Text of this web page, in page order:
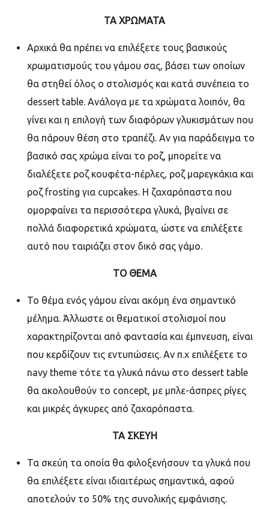
ΤΑ ΧΡΩΜΑΤΑ
Αρχικά θα πρέπει να επιλέξετε τους βασικούς
χρωματισμούς του γάμου σας, βάσει των οποίων
θα στηθεί όλος ο στολισμός και κατά συνέπεια το
dessert table. Ανάλογα με τα χρώματα λοιπόν, θα
γίνει και η επιλογή των διαφόρων γλυκισμάτων που
θα πάρουν θέση στο τραπέζι. Αν για παράδειγμα το
βασικό σας χρώμα είναι το ροζ, μπορείτε να
διαλέξετε ροζ κουφέτα-πέρλες, ροζ μαρεγκάκια και
ροζ frosting για cupcakes. H ζαχαρόπαστα που
ομορφαίνει τα περισσότερα γλυκά, βγαίνει σε
πολλά διαφορετικά χρώματα, ώστε να επιλέξετε
αυτό που ταιριάζει στον δικό σας γάμο.
ΤΟ ΘΕΜΑ
Το θέμα ενός γάμου είναι ακόμη ένα σημαντικό
μέλημα. Άλλωστε οι θεματικοί στολισμοί που
χαρακτηρίζονται από φαντασία και έμπνευση, είναι
που κερδίζουν τις εντυπώσεις. Αν π.χ επιλέξετε το
navy theme τότε τα γλυκά πάνω στο dessert table
θα ακολουθούν το concept, με μπλε-άσπρες ρίγες
και μικρές άγκυρες από ζαχαρόπαστα.
ΤΑ ΣΚΕΥΗ
Τα σκεύη τα οποία θα φιλοξενήσουν τα γλυκά που
θα επιλέξετε είναι ιδιαιτέρως σημαντικά, αφού
αποτελούν το 50% της συνολικής εμφάνισης.